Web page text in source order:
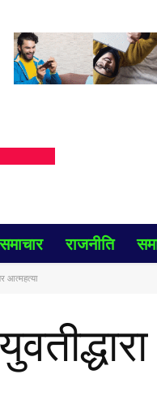
समाचार राजनीति
आत्महत्या